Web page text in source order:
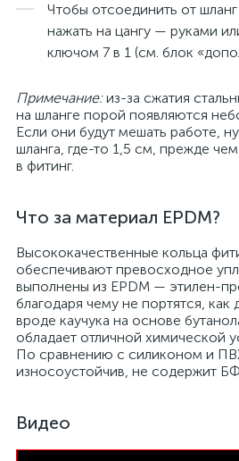
Чтобы отсоединить от
нажать на цангу — руками
ключом 7 в 1 (см. блок
Примечание:из-за сжатия
на шланге порой появляются
Если они будут мешать работе,
шланга, где-то 1,5 см, прежде чем
в фитинг.
Что за материал EPDM?
Высококачественные кольца
обеспечивают превосходное
выполнены из EPDM — этилен-
благодаря чему не портятся, как
вроде каучука на основе
обладает отличной химической
По сравнению с силиконом и
износоустойчив, не содержит
Видео